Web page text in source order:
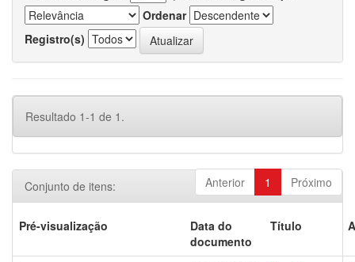
Ordenar
Registro(s)
Resultado 1-1 de 1.
Anterior 1 Próximo
Conjunto de itens:
Pré-visualização
Data do
documento
Título